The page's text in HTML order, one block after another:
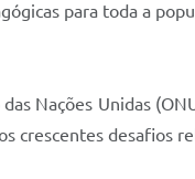
para toda a
Nações Unidas
desafios